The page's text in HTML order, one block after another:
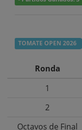
TOMATE OPEN 2026
Ronda
1
2
Octavos de Final